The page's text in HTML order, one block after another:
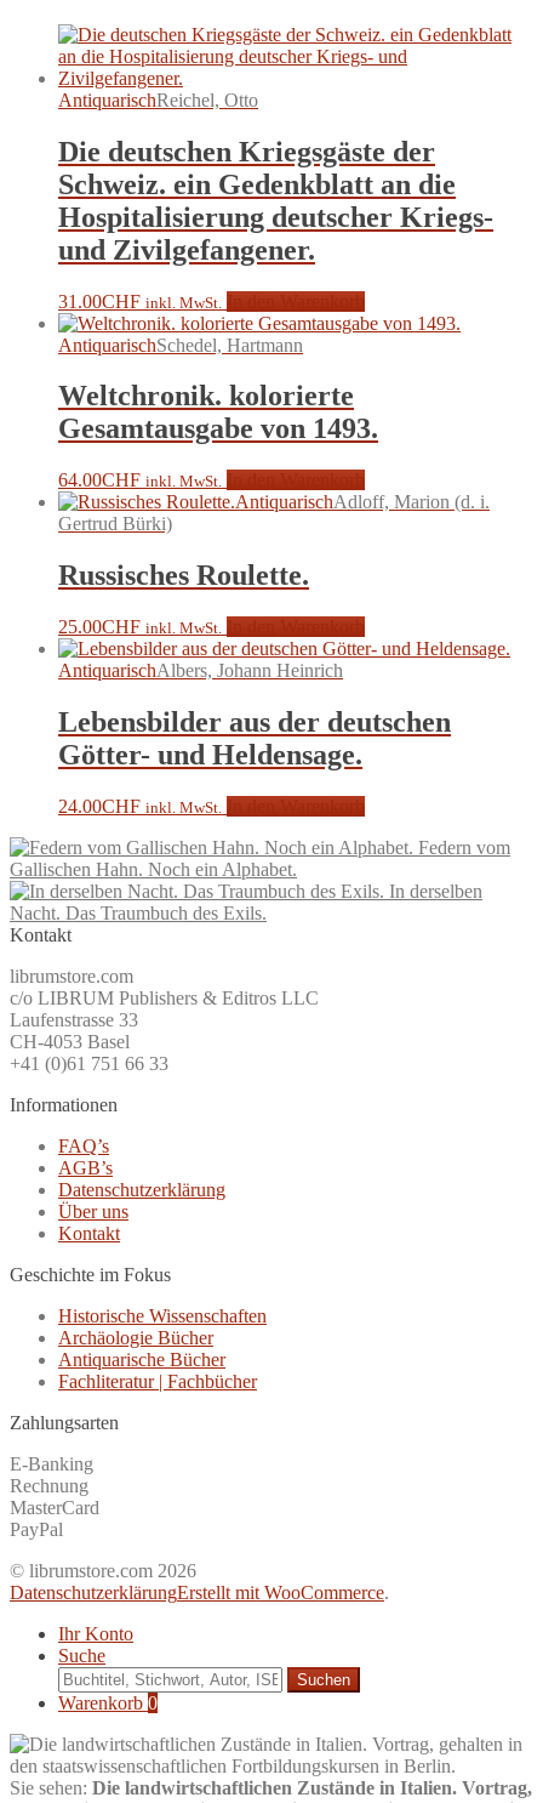
AntiquarischReichel, Otto
Die deutschen Kriegsgäste der
Schweiz. ein Gedenkblatt an die
Hospitalisierung deutscher Kriegs-
und Zivilgefangener.
31.00CHF inkl. MwSt.
AntiquarischSchedel, Hartmann
Weltchronik. kolorierte
Gesamtausgabe von 1493.
64.00CHF inkl. MwSt.
AntiquarischAdloff, Marion (d. i.
Gertrud Bürki)
Russisches Roulette.
25.00CHF inkl. MwSt.
AntiquarischAlbers, Johann Heinrich
Lebensbilder aus der deutschen
Götter- und Heldensage.
24.00CHF inkl. MwSt.
Federn vom
Gallischen Hahn. Noch ein Alphabet.
In derselben
Nacht. Das Traumbuch des Exils.
Kontakt
librumstore.com
c/o LIBRUM Publishers & Editros LLC
Laufenstrasse 33
CH-4053 Basel
+41 (0)61 751 66 33
Informationen
FAQ’s
AGB’s
Datenschutzerklärung
Über uns
Kontakt
Geschichte im Fokus
Historische Wissenschaften
Archäologie Bücher
Antiquarische Bücher
Fachliteratur | Fachbücher
Zahlungsarten
E-Banking
Rechnung
MasterCard
PayPal
© librumstore.com 2026
DatenschutzerklärungErstellt mit WooCommerce.
Ihr Konto
Suche
Suche
nach:
Warenkorb 0
Sie sehen: Die landwirtschaftlichen Zustände in Italien. Vortrag,